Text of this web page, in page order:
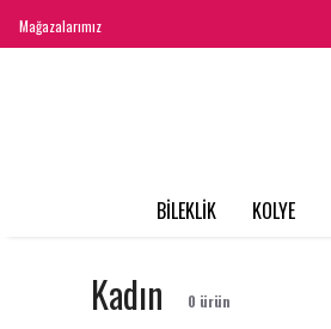
Mağazalarımız
BİLEKLİK KOLYE
Kadın 0 ürün